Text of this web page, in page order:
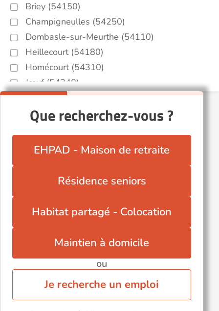
Briey (54150)
Champigneulles (54250)
Dombasle-sur-Meurthe (54110)
Heillecourt (54180)
Homécourt (54310)
Jœuf (54240)
Laxou (54520)
Longuyon (54260)
Lunéville (54300)
Neuves-Maisons (54230)
Saint-Clément (54950)
Toul (54200)
Villers-lès-Nancy (54600)
Voir toutes les villes du département
Que recherchez-vous ?
EHPAD - Maison de retraite
Résidence seniors
Habitat partagé - Colocation
Maintien à domicile
ou
Je recherche un emploi